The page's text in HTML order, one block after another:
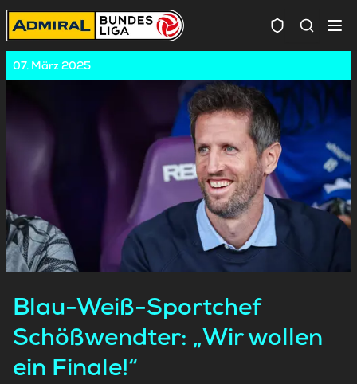
07. März 2025
Blau-Weiß-Sportchef
Schößwendter: „Wir wollen
ein Finale!“